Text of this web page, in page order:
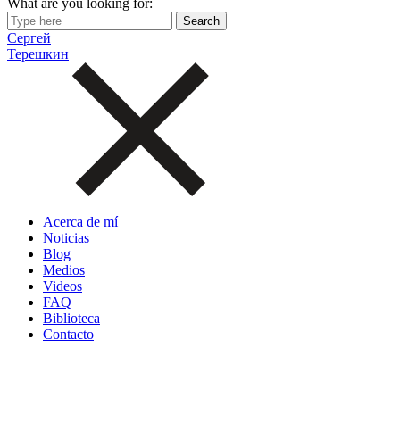
What are you looking for:
Сергей
Терешкин
Acerca de mí
Noticias
Blog
Medios
Videos
FAQ
Biblioteca
Contacto